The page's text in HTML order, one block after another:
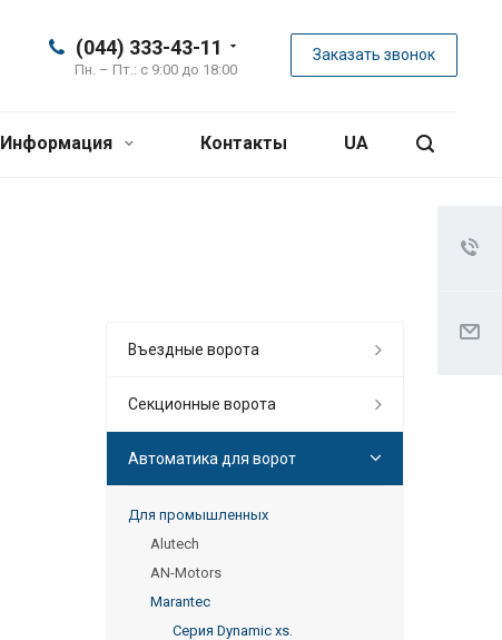
(044) 333-43-11
Пн. – Пт.: с 9:00 до 18:00
Заказать звонок
Информация Контакты UA
Въездные ворота
Секционные ворота
Автоматика для ворот
Для промышленных
Alutech
AN-Motors
Marantec
Серия Dynamic xs.